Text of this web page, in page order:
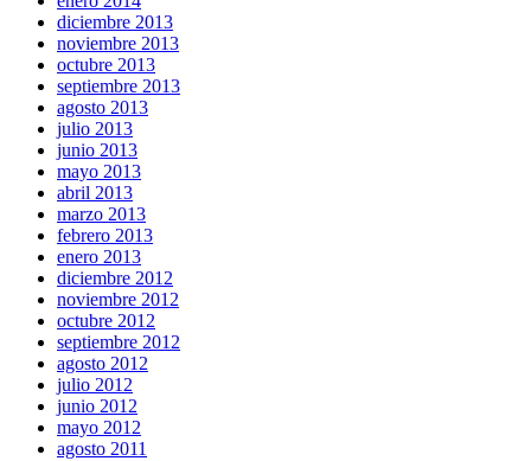
diciembre 2013
noviembre 2013
octubre 2013
septiembre 2013
agosto 2013
julio 2013
junio 2013
mayo 2013
abril 2013
marzo 2013
febrero 2013
enero 2013
diciembre 2012
noviembre 2012
octubre 2012
septiembre 2012
agosto 2012
julio 2012
junio 2012
mayo 2012
agosto 2011